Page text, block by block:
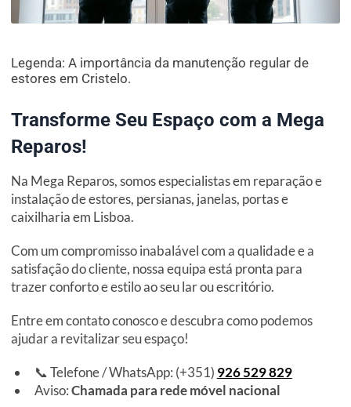
Legenda: A importância da manutenção regular de
estores em Cristelo.
Transforme Seu Espaço com a Mega
Reparos!
Na Mega Reparos, somos especialistas em reparação e
instalação de estores, persianas, janelas, portas e
caixilharia em Lisboa.
Com um compromisso inabalável com a qualidade e a
satisfação do cliente, nossa equipa está pronta para
trazer conforto e estilo ao seu lar ou escritório.
Entre em contato conosco e descubra como podemos
ajudar a revitalizar seu espaço!
📞 Telefone / WhatsApp: (+351) 926 529 829
Aviso:Chamada para rede móvel nacional